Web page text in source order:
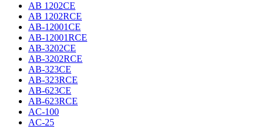
AB 1202CE
AB 1202RCE
AB-12001CE
AB-12001RCE
AB-3202CE
AB-3202RCE
AB-323CE
AB-323RCE
AB-623CE
AB-623RCE
AC-100
AC-25